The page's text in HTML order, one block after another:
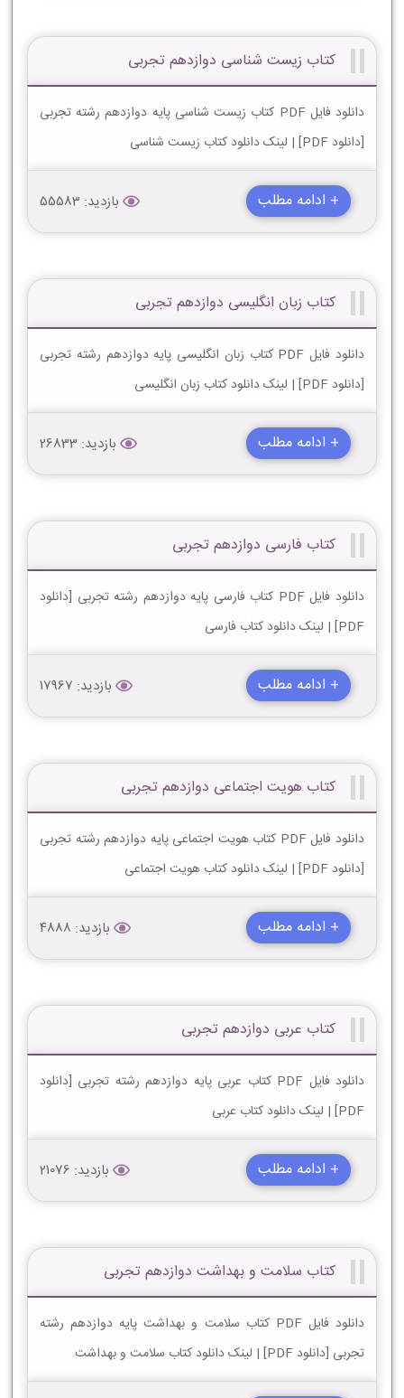
کتاب زیست شناسی دوازدهم تجربی
دانلود فایل PDF کتاب زیست شناسی پایه دوازدهم رشته تجربی
[دانلود PDF] | لینک دانلود کتاب زیست شناسی
+ ادامه مطلب بازدید: 55583
کتاب زبان انگلیسی دوازدهم تجربی
دانلود فایل PDF کتاب زبان انگلیسی پایه دوازدهم رشته تجربی
[دانلود PDF] | لینک دانلود کتاب زبان انگلیسی
+ ادامه مطلب بازدید: 26833
کتاب فارسی دوازدهم تجربی
دانلود فایل PDF کتاب فارسی پایه دوازدهم رشته تجربی [دانلود
PDF] | لینک دانلود کتاب فارسی
+ ادامه مطلب بازدید: 17967
کتاب هویت اجتماعی دوازدهم تجربی
دانلود فایل PDF کتاب هویت اجتماعی پایه دوازدهم رشته تجربی
[دانلود PDF] | لینک دانلود کتاب هویت اجتماعی
+ ادامه مطلب بازدید: 4888
کتاب عربی دوازدهم تجربی
دانلود فایل PDF کتاب عربی پایه دوازدهم رشته تجربی [دانلود
PDF] | لینک دانلود کتاب عربی
+ ادامه مطلب بازدید: 21076
کتاب سلامت و بهداشت دوازدهم تجربی
دانلود فایل PDF کتاب سلامت و بهداشت پایه دوازدهم رشته
تجربی [دانلود PDF] | لینک دانلود کتاب سلامت و بهداشت